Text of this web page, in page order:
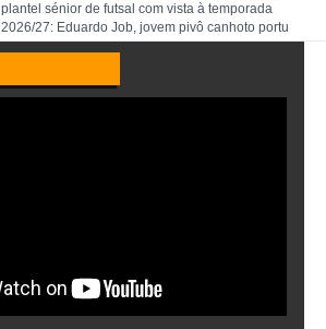
plantel sénior de futsal com vista à temporada
2026/27: Eduardo Job, jovem pivô canhoto portu